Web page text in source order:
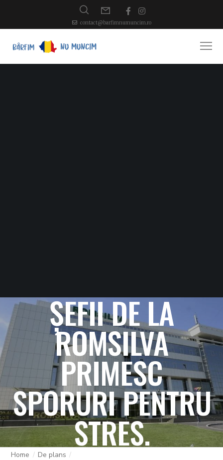
contact@barfimnumuncim.ro
ȘEFII DE LA
ROMSILVA
PRIMESC
SPORURI PENTRU
STRES.
Home
De plans